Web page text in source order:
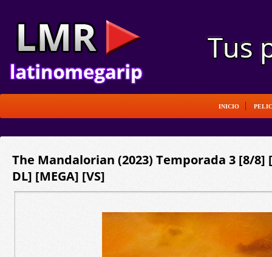
INICIO
The Mandalorian (2023) Temporada 3 [8/8]
DL] [MEGA] [VS]